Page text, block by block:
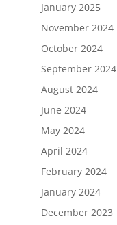
January 2025
November 2024
October 2024
September 2024
August 2024
June 2024
May 2024
April 2024
February 2024
January 2024
December 2023